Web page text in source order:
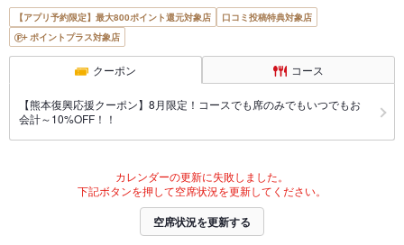
【アプリ予約限定】最大800ポイント還元対象店
口コミ投稿特典対象店
ポイントプラス対象店
クーポン コース
【熊本復興応援クーポン】8月限定！コースでも席のみでもいつでもお
会計～10%OFF！！
カレンダーの更新に失敗しました。
下記ボタンを押して空席状況を更新してください。
空席状況を更新する